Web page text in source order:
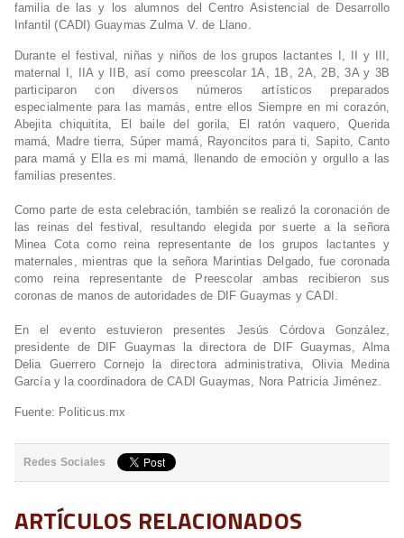
familia de las y los alumnos del Centro Asistencial de Desarrollo
Infantil (CADI) Guaymas Zulma V. de Llano.
Durante el festival, niñas y niños de los grupos lactantes I, II y III,
maternal I, IIA y IIB, así como preescolar 1A, 1B, 2A, 2B, 3A y 3B
participaron con diversos números artísticos preparados
especialmente para las mamás, entre ellos Siempre en mi corazón,
Abejita chiquitita, El baile del gorila, El ratón vaquero, Querida
mamá, Madre tierra, Súper mamá, Rayoncitos para ti, Sapito, Canto
para mamá y Ella es mi mamá, llenando de emoción y orgullo a las
familias presentes.
Como parte de esta celebración, también se realizó la coronación de
las reinas del festival, resultando elegida por suerte a la señora
Minea Cota como reina representante de los grupos lactantes y
maternales, mientras que la señora Marintias Delgado, fue coronada
como reina representante de Preescolar ambas recibieron sus
coronas de manos de autoridades de DIF Guaymas y CADI.
En el evento estuvieron presentes Jesús Córdova González,
presidente de DIF Guaymas la directora de DIF Guaymas, Alma
Delia Guerrero Cornejo la directora administrativa, Olivia Medina
García y la coordinadora de CADI Guaymas, Nora Patricia Jiménez.
Fuente: Politicus.mx
Redes Sociales
ARTÍCULOS RELACIONADOS